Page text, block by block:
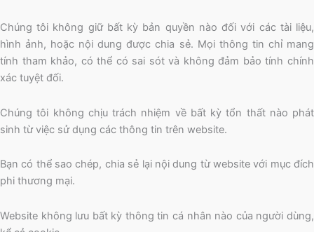
Chúng tôi không giữ bất kỳ bản quyền nào đối với các tài liệu,
hình ảnh, hoặc nội dung được chia sẻ. Mọi thông tin chỉ mang
tính tham khảo, có thể có sai sót và không đảm bảo tính chính
xác tuyệt đối.
Chúng tôi không chịu trách nhiệm về bất kỳ tổn thất nào phát
sinh từ việc sử dụng các thông tin trên website.
Bạn có thể sao chép, chia sẻ lại nội dung từ website với mục đích
phi thương mại.
Website không lưu bất kỳ thông tin cá nhân nào của người dùng,